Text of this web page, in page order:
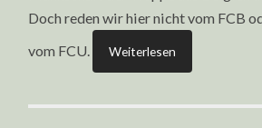
Doch reden wir hier nicht vom FCB
vom FCU.
Weiterlesen